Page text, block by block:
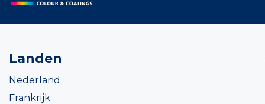
Landen
Nederland
Frankrijk